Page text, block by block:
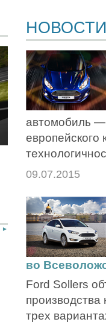
НОВОСТИ
автомобиль
европейского
09.07.2015
во
Ford Sollers
производства
трех